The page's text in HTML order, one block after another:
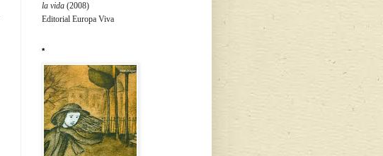
la vida (2008)
Editorial Europa Viva
*